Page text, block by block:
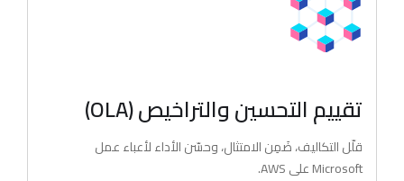
تقييم التحسين والتراخيص (OLA)
قلّل التكاليف، ضَمِن الامتثال، وحسّن الأداء لأعباء عمل
Microsoft على AWS.